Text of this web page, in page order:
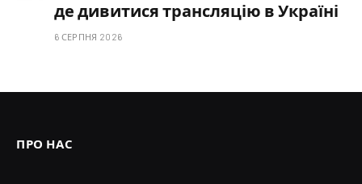
де дивитися трансляцію в Україні
6 СЕРПНЯ 2026
ПРО НАС